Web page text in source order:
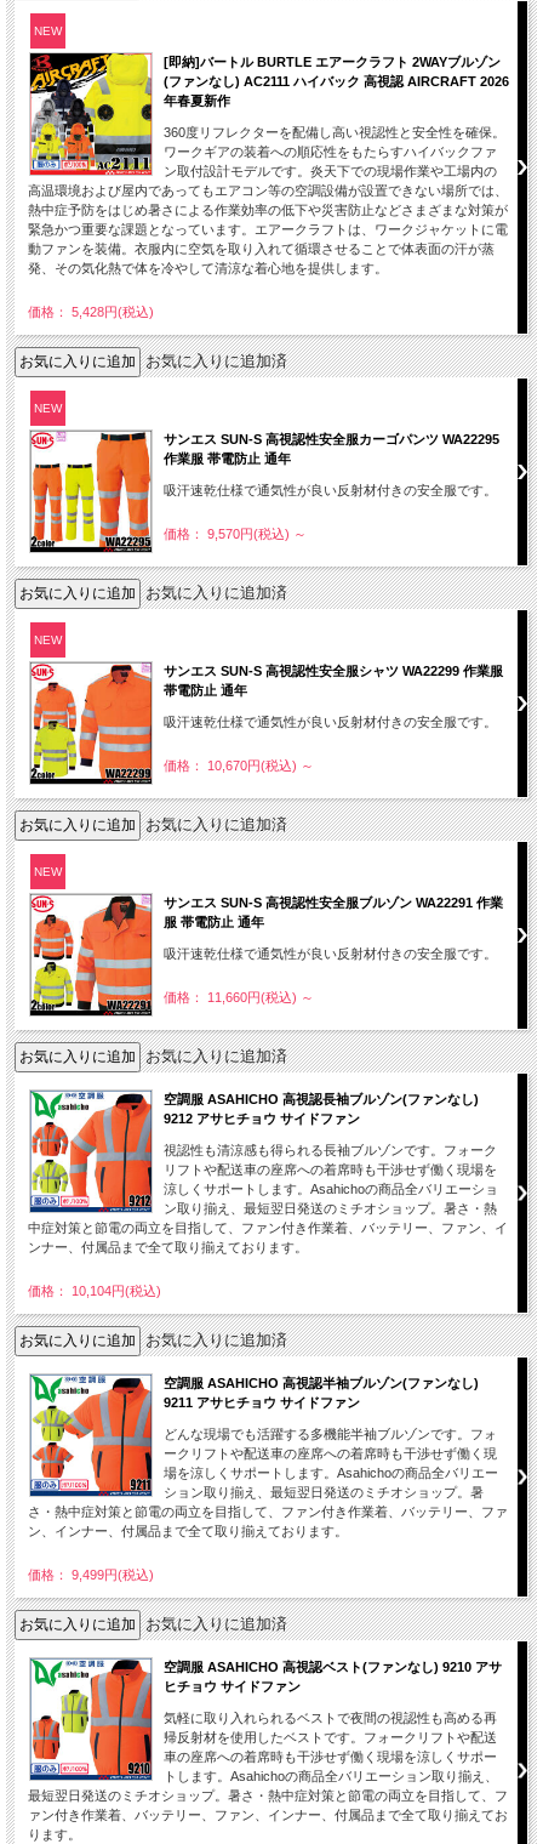
NEW
[即納]バートル BURTLE エアークラフト 2WAYブルゾン
(ファンなし) AC2111 ハイバック 高視認 AIRCRAFT 2026
年春夏新作
360度リフレクターを配備し高い視認性と安全性を確保。
ワークギアの装着への順応性をもたらすハイバックファ
ン取付設計モデルです。炎天下での現場作業や工場内の
高温環境および屋内であってもエアコン等の空調設備が設置できない場所では、
熱中症予防をはじめ暑さによる作業効率の低下や災害防止などさまざまな対策が
緊急かつ重要な課題となっています。エアークラフトは、ワークジャケットに電
動ファンを装備。衣服内に空気を取り入れて循環させることで体表面の汗が蒸
発、その気化熱で体を冷やして清涼な着心地を提供します。
価格： 5,428円(税込)
お気に入りに追加済
NEW
サンエス SUN-S 高視認性安全服カーゴパンツ WA22295
作業服 帯電防止 通年
吸汗速乾仕様で通気性が良い反射材付きの安全服です。
価格： 9,570円(税込) ～
お気に入りに追加済
NEW
サンエス SUN-S 高視認性安全服シャツ WA22299 作業服
帯電防止 通年
吸汗速乾仕様で通気性が良い反射材付きの安全服です。
価格： 10,670円(税込) ～
お気に入りに追加済
NEW
サンエス SUN-S 高視認性安全服ブルゾン WA22291 作業
服 帯電防止 通年
吸汗速乾仕様で通気性が良い反射材付きの安全服です。
価格： 11,660円(税込) ～
お気に入りに追加済
空調服 ASAHICHO 高視認長袖ブルゾン(ファンなし)
9212 アサヒチョウ サイドファン
視認性も清涼感も得られる長袖ブルゾンです。フォーク
リフトや配送車の座席への着席時も干渉せず働く現場を
涼しくサポートします。Asahichoの商品全バリエーショ
ン取り揃え、最短翌日発送のミチオショップ。暑さ・熱
中症対策と節電の両立を目指して、ファン付き作業着、バッテリー、ファン、イ
ンナー、付属品まで全て取り揃えております。
価格： 10,104円(税込)
お気に入りに追加済
空調服 ASAHICHO 高視認半袖ブルゾン(ファンなし)
9211 アサヒチョウ サイドファン
どんな現場でも活躍する多機能半袖ブルゾンです。フォ
ークリフトや配送車の座席への着席時も干渉せず働く現
場を涼しくサポートします。Asahichoの商品全バリエー
ション取り揃え、最短翌日発送のミチオショップ。暑
さ・熱中症対策と節電の両立を目指して、ファン付き作業着、バッテリー、ファ
ン、インナー、付属品まで全て取り揃えております。
価格： 9,499円(税込)
お気に入りに追加済
空調服 ASAHICHO 高視認ベスト(ファンなし) 9210 アサ
ヒチョウ サイドファン
気軽に取り入れられるベストで夜間の視認性も高める再
帰反射材を使用したベストです。フォークリフトや配送
車の座席への着席時も干渉せず働く現場を涼しくサポー
トします。Asahichoの商品全バリエーション取り揃え、
最短翌日発送のミチオショップ。暑さ・熱中症対策と節電の両立を目指して、フ
ァン付き作業着、バッテリー、ファン、インナー、付属品まで全て取り揃えてお
ります。